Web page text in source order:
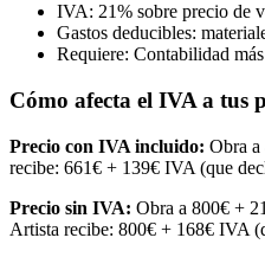
IVA: 21% sobre precio de
Gastos deducibles:
Requiere: Contabilidad
Cómo afecta el IVA a tus
Precio con IVA incluido: Obra
recibe: 661€ + 139€ IVA (que
Precio sin IVA: Obra a 800€ +
Artista recibe: 800€ + 168€ IVA